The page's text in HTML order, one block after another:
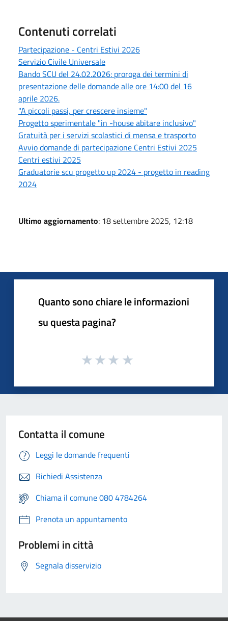
Contenuti correlati
Partecipazione - Centri Estivi 2026
Servizio Civile Universale
Bando SCU del 24.02.2026: proroga dei termini di
presentazione delle domande alle ore 14:00 del 16
aprile 2026.
"A piccoli passi, per crescere insieme"
Progetto sperimentale "in -house abitare inclusivo"
Gratuità per i servizi scolastici di mensa e trasporto
Avvio domande di partecipazione Centri Estivi 2025
Centri estivi 2025
Graduatorie scu progetto up 2024 - progetto in reading
2024
Ultimo aggiornamento: 18 settembre 2025, 12:18
Quanto sono chiare le informazioni
su questa pagina?
Contatta il comune
Leggi le domande frequenti
Richiedi Assistenza
Chiama il comune 080 4784264
Prenota un appuntamento
Problemi in città
Segnala disservizio